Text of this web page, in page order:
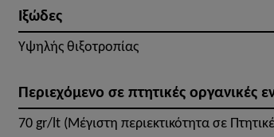
Ιξώδες
Υψηλής θιξοτροπίας
Περιεχόμενο σε πτητικές οργανικές
70 gr/lt (Μέγιστη περιεκτικότητα σε